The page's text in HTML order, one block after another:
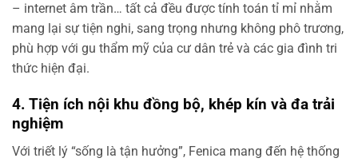
– internet âm trần… tất cả đều được tính toán tỉ mỉ nhằm
mang lại sự tiện nghi, sang trọng nhưng không phô trương,
phù hợp với gu thẩm mỹ của cư dân trẻ và các gia đình tri
thức hiện đại.
4. Tiện ích nội khu đồng bộ, khép kín và đa trải
nghiệm
Với triết lý “sống là tận hưởng”, Fenica mang đến hệ thống